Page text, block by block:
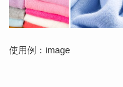
使用例：image